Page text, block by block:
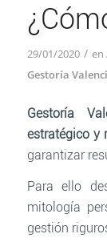
29/01/2020 / en
Gestoría
Gestoría
estratégico y
garantizar
Para ello
mitología
gestión